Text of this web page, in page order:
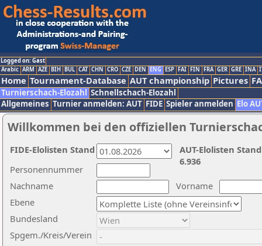
Logged on: Gast
Arabic ARM AZE BIH BUL CAT CHN CRO CZE DEN ENG ESP FAI FIN FRA GER GRE INA
Home Tournament-Database AUT championship Pictures
Turnierschach-Elozahl Schnellschach-Elozahl
Allgemeines Turnier anmelden: AUT FIDE Spieler anmelden Elo
Willkommen bei den offiziellen
Nachname
Vorname
Ebene
Personennummer
Bundesland
Spgem./Kreis/Verein
AUT-Elolisten
6.936
FIDE-Elolisten Stand